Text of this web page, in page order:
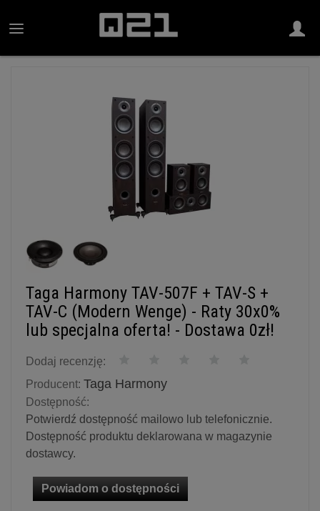
Taga Harmony TAV-507F + TAV-S +
TAV-C (Modern Wenge) - Raty 30x0%
lub specjalna oferta! - Dostawa 0zł!
Dodaj recenzję:
Producent: Taga Harmony
Dostępność:
Potwierdź dostępność mailowo lub telefonicznie.
Dostępność produktu deklarowana w magazynie
dostawcy.
Powiadom o dostępności